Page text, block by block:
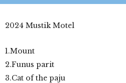
2024 Mustik Motel
1.Mount
2.Funus parit
3.Cat of the paju